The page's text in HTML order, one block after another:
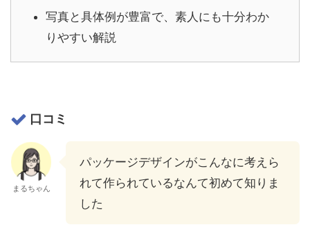
写真と具体例が豊富で、素人にも十分わか
りやすい解説
口コミ
まるちゃん
パッケージデザインがこんなに考えら
れて作られているなんて初めて知りま
した